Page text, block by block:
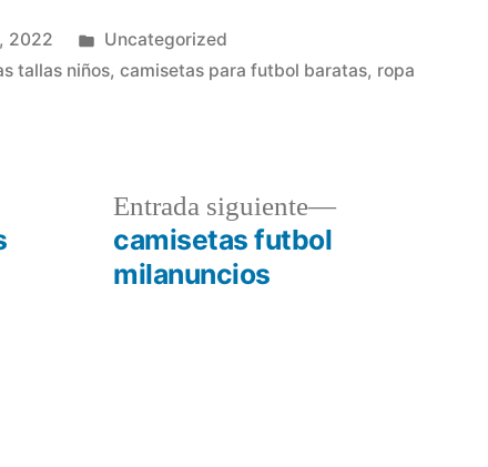
2022
Publicado
en
Uncategorized
tallas niños,camisetas para futbol baratas, ropa
Entrada siguiente
Entrada
camisetas futbol
milanuncios